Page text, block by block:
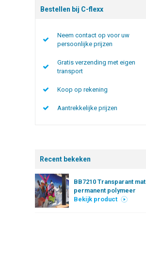
Bestellen bij C-flexx
Neem contact op voor uw
persoonlijke prijzen
Gratis verzending met eigen
transport
Koop op rekening
Aantrekkelijke prijzen
Recent bekeken
BB7210 Transparant mat
permanent polymeer
Bekijk product